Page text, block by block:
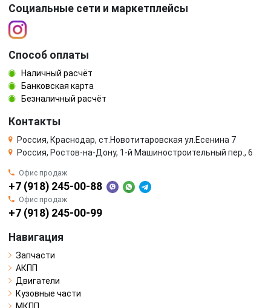
Социальные сети и маркетплейсы
Способ оплаты
Наличный расчёт
Банковская карта
Безналичный расчёт
Контакты
Россия, Краснодар, ст.Новотитаровская ул.Есенина 7
Россия, Ростов-на-Дону, 1-й Машиностроительный пер., 6
Офис продаж
+7 (918) 245-00-88
Офис продаж
+7 (918) 245-00-99
Навигация
Запчасти
АКПП
Двигатели
Кузовные части